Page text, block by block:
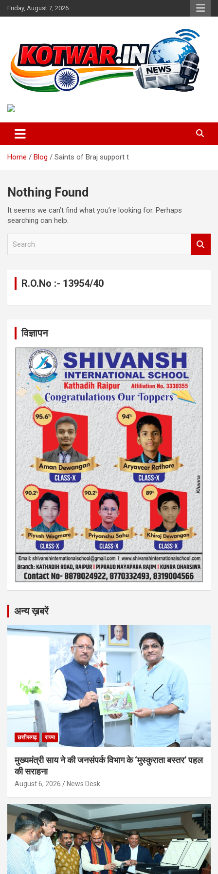
Skip
to
Friday, August 7, 2026
kotwar.in
Home Blog Saints of Braj support t
Nothing Found
It seems we can’t find what you’re looking for. Perhaps
searching can help.
R.O.No :- 13954/40
विज्ञापन
अन्य ख़बरें
छत्तीसगढ़ राज्य
मुख्यमंत्री साय ने की जनसंपर्क विभाग के ‘मुस्कुराता बस्तर’ पहल
की सराहना
August 6, 2026 News Desk